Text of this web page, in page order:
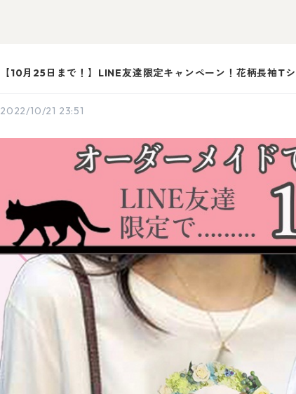
【10月25日まで！】LINE友達限定キャンペーン！花柄長袖T
2022/10/21 23:51